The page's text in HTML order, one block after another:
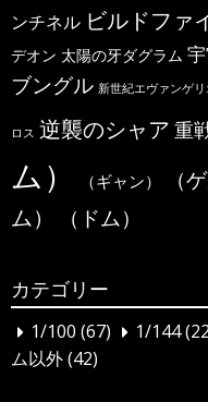
ンチネル ビルドファ
デオン 太陽の牙ダグラム
ブングル 新世紀エヴァンゲリ
ロス 逆襲のシャア 重
ム）
（ギャン） （
ム）
（ドム）
カテゴリー
1/100 (67) 1/144
ム以外(42)